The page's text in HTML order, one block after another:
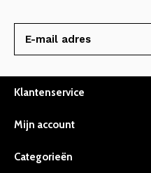
Klantenservice
Mijn account
Categorieën